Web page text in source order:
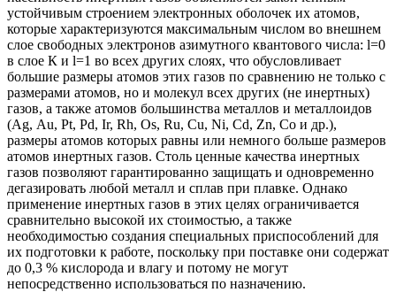
устойчивым строением электронных оболочек их атомов,
которые характеризуются максимальным числом во внешнем
слое свободных электронов азимутного квантового числа: l=0
в слое К и l=1 во всех других слоях, что обусловливает
большие размеры атомов этих газов по сравнению не только с
размерами атомов, но и молекул всех других (не инертных)
газов, а также атомов большинства металлов и металлоидов
(Ag, Аu, Pt, Pd, Ir, Rh, Os, Ru, Сu, Ni, Cd, Zn, Co и др.),
размеры атомов которых равны или немного больше размеров
атомов инертных газов. Столь ценные качества инертных
газов позволяют гарантированно защищать и одновременно
дегазировать любой металл и сплав при плавке. Однако
применение инертных газов в этих целях ограничивается
сравнительно высокой их стоимостью, а также
необходимостью создания специальных приспособлений для
их подготовки к работе, поскольку при поставке они содержат
до 0,3 % кислорода и влагу и потому не могут
непосредственно использоваться по назначению.